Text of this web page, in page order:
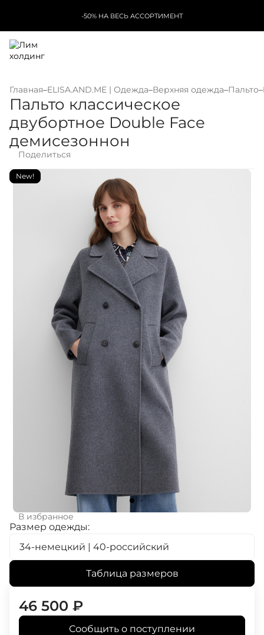
-50% НА ВЕСЬ АССОРТИМЕНТ
Главная–ELISA.AND.ME | Одежда–Верхняя одежда–Пальто–
Пальто классическое
двубортное Double Face
демисезоннон
Поделиться
New!
В избранное
Размер одежды:
34-немецкий | 40-российский
Таблица размеров
46 500 ₽
Сообщить о поступлении